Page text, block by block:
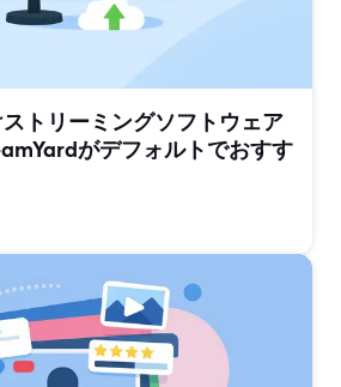
トリーミングソフトウェア
がデフォルトでおすす